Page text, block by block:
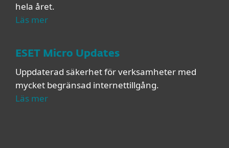
hela året.
Läs mer
ESET Micro Updates
Uppdaterad säkerhet för verksamheter med
mycket begränsad internettillgång.
Läs mer